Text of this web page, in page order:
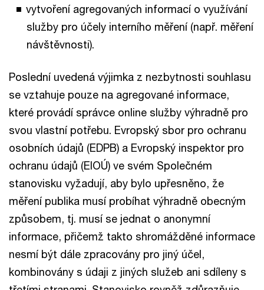
vytvoření agregovaných informací o využívání
služby pro účely interního měření (např. měření
návštěvnosti).
Poslední uvedená výjimka z nezbytnosti souhlasu
se vztahuje pouze na agregované informace,
které provádí správce online služby výhradně pro
svou vlastní potřebu. Evropský sbor pro ochranu
osobních údajů (EDPB) a Evropský inspektor pro
ochranu údajů (EIOÚ) ve svém Společném
stanovisku vyžadují, aby bylo upřesněno, že
měření publika musí probíhat výhradně obecným
způsobem, tj. musí se jednat o anonymní
informace, přičemž takto shromážděné informace
nesmí být dále zpracovány pro jiný účel,
kombinovány s údaji z jiných služeb ani sdíleny s